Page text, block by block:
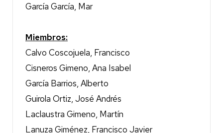
García García, Mar
Miembros:
Calvo Coscojuela, Francisco
Cisneros Gimeno, Ana Isabel
García Barrios, Alberto
Guirola Ortiz, José Andrés
Laclaustra Gimeno, Martín
Lanuza Giménez, Francisco Javier